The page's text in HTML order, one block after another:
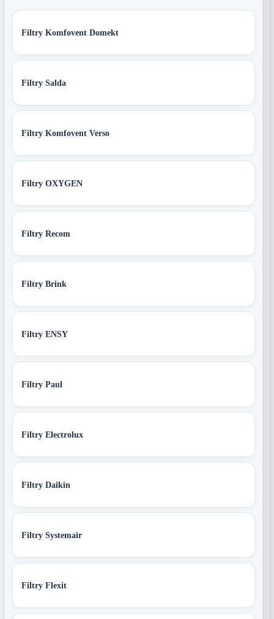
Filtry Komfovent Domekt
Filtry Salda
Filtry Komfovent Verso
Filtry OXYGEN
Filtry Recom
Filtry Brink
Filtry ENSY
Filtry Paul
Filtry Electrolux
Filtry Daikin
Filtry Systemair
Filtry Flexit